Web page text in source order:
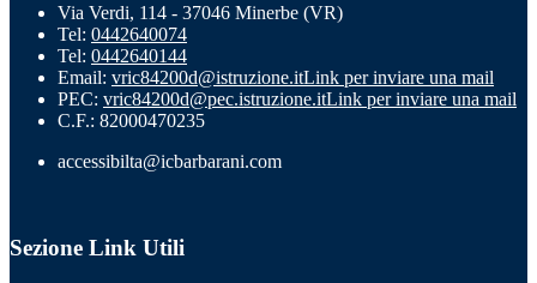
Via Verdi, 114 - 37046 Minerbe (VR)
Tel: 0442640074
Tel: 0442640144
Email: vric84200d@istruzione.itLink per inviare una mail
PEC: vric84200d@pec.istruzione.itLink per inviare una mail
C.F.: 82000470235
accessibilta@icbarbarani.com
Sezione Link Utili